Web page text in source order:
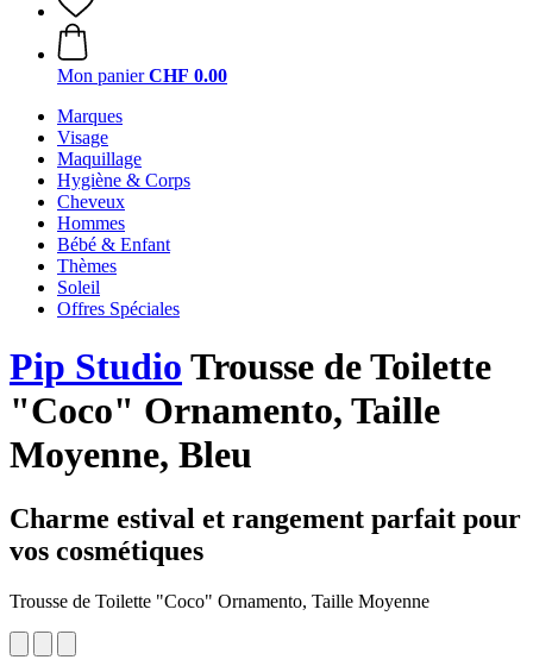
Mon panier CHF 0.00
Marques
Visage
Maquillage
Hygiène & Corps
Cheveux
Hommes
Bébé & Enfant
Thèmes
Soleil
Offres Spéciales
Pip Studio Trousse de Toilette
"Coco" Ornamento, Taille
Moyenne, Bleu
Charme estival et rangement parfait pour
vos cosmétiques
Trousse de Toilette "Coco" Ornamento, Taille Moyenne